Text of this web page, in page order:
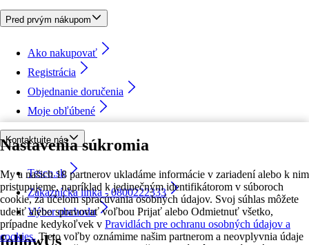
Nastavenia súkromia
My a našich 18 partnerov ukladáme informácie v zariadení alebo k nim
pristupujeme, napríklad k jedinečným identifikátorom v súboroch
cookie, za účelom spracúvania osobných údajov. Svoj súhlas môžete
udeliť alebo spravovať voľbou Prijať alebo Odmietnuť všetko,
prípadne kedykoľvek v Pravidlách pre ochranu osobných údajov a
cookies. Tieto voľby oznámime našim partnerom a neovplyvnia údaje
Pred prvým nákupom
Ako nakupovať
Registrácia
Objednanie doručenia
Moje obľúbené
Kontaktujte nás
Tesco.sk
Zákaznícka linka - 0800222333
Výber obchodu
followUs